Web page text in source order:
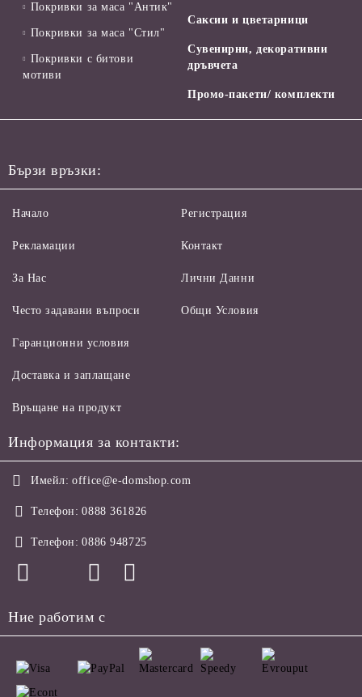
Покривки за маса "Антик"
Покривки за маса "Стил"
Покривки с битови
мотиви
Саксии и цветарници
Сувенирни, декоративни
дръвчета
Промо-пакети/ комплекти
Бързи връзки:
Начало
Рекламации
За Нас
Често задавани въпроси
Регистрация
Контакт
Лични Данни
Общи Условия
Гаранционни условия
Доставка и заплащане
Връщане на продукт
Информация за контакти:
Имейл: office@e-domshop.com
Телефон: 0888 361826
Телефон: 0886 948725
Ние работим с